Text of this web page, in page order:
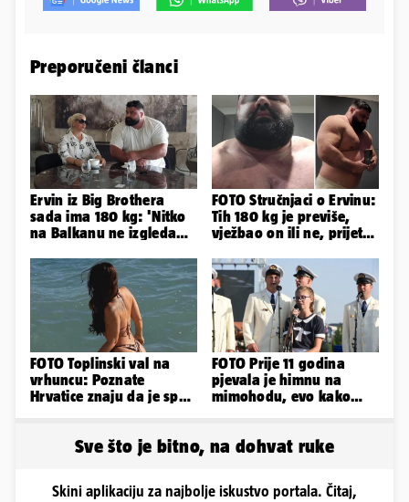
Preporučeni članci
Ervin iz Big Brothera
sada ima 180 kg: 'Nitko
na Balkanu ne izgleda
FOTO Stručnjaci o Ervinu:
Tih 180 kg je previše,
vježbao on ili ne, prijete
FOTO Toplinski val na
vrhuncu: Poznate
Hrvatice znaju da je spas
FOTO Prije 11 godina
pjevala je himnu na
mimohodu, evo kako
Sve što je bitno, na dohvat ruke
Skini aplikaciju za najbolje iskustvo portala. Čitaj,